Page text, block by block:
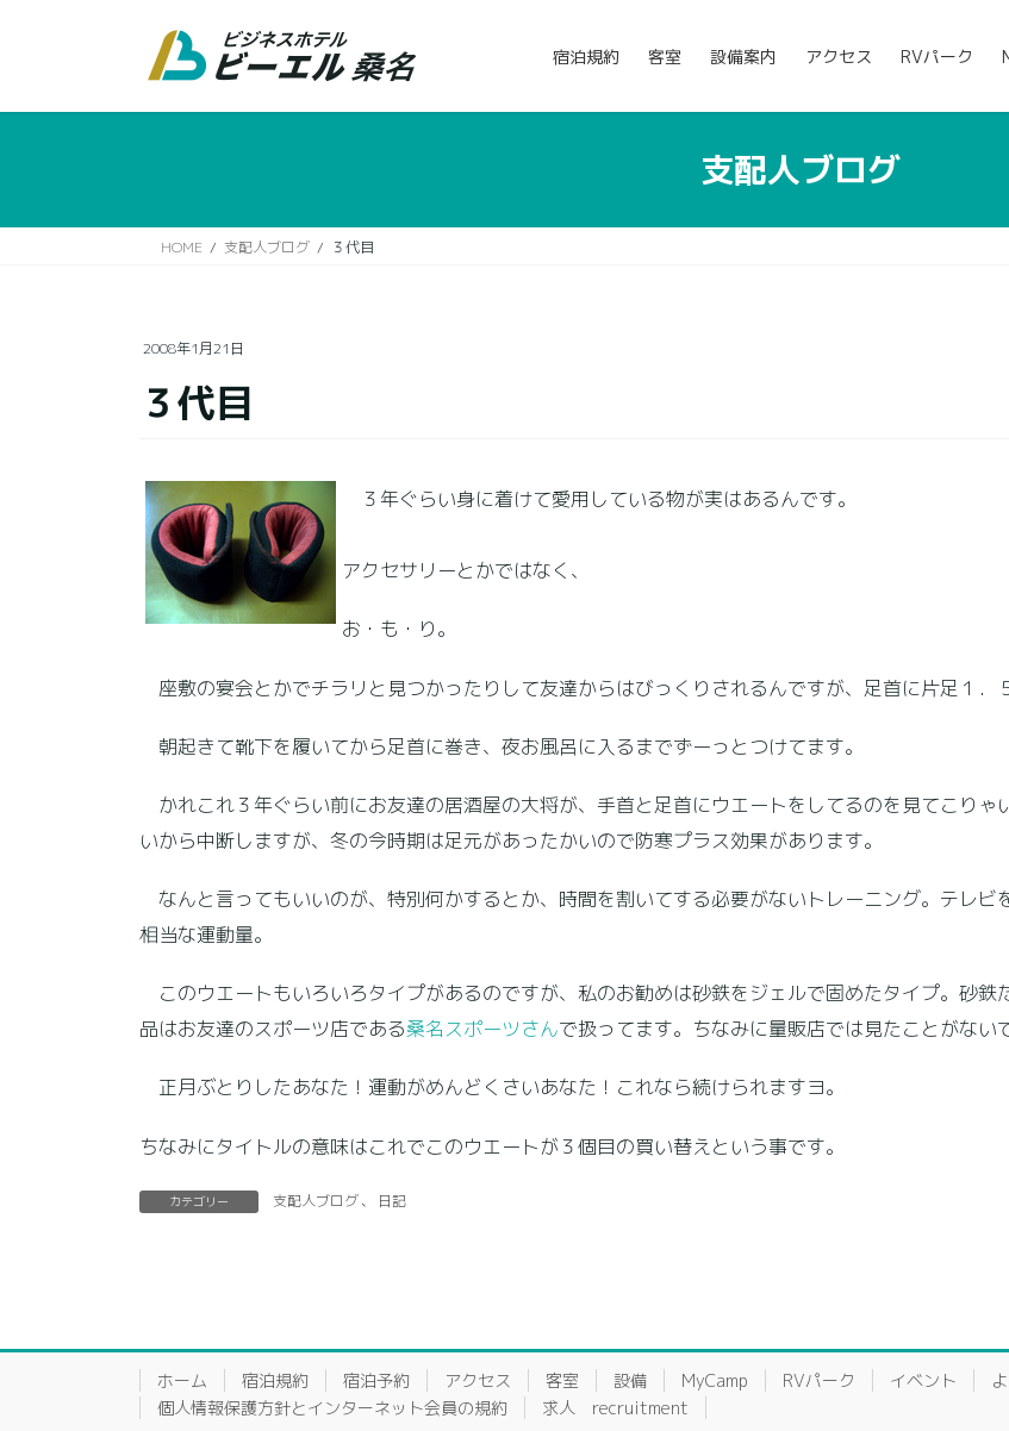
宿泊規約 客室 設備案内 アクセス RVパーク
支配人ブログ
HOME 支配人ブログ ３代目
2008年1月21日
３代目
３年ぐらい身に着けて愛用している物が実はあるんです。
アクセサリーとかではなく、
お・も・り。
座敷の宴会とかでチラリと見つかったりして友達からはびっくりされるんですが、足首に片足１．
朝起きて靴下を履いてから足首に巻き、夜お風呂に入るまでずーっとつけてます。
かれこれ３年ぐらい前にお友達の居酒屋の大将が、手首と足首にウエートをしてるのを見てこり
いから中断しますが、冬の今時期は足元があったかいので防寒プラス効果があります。
なんと言ってもいいのが、特別何かするとか、時間を割いてする必要がないトレーニング。テレビ
相当な運動量。
このウエートもいろいろタイプがあるのですが、私のお勧めは砂鉄をジェルで固めたタイプ。砂
品はお友達のスポーツ店である桑名スポーツさんで扱ってます。ちなみに量販店では見たことがない
正月ぶとりしたあなた！運動がめんどくさいあなた！これなら続けられますヨ。
ちなみにタイトルの意味はこれでこのウエートが３個目の買い替えという事です。
カテゴリー 支配人ブログ、 日記
ホーム 宿泊規約 宿泊予約 アクセス 客室 設備 MyCamp RVパーク イベント
個人情報保護方針とインターネット会員の規約
求人 recruitment